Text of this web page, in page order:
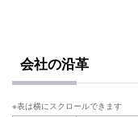
会社の沿革